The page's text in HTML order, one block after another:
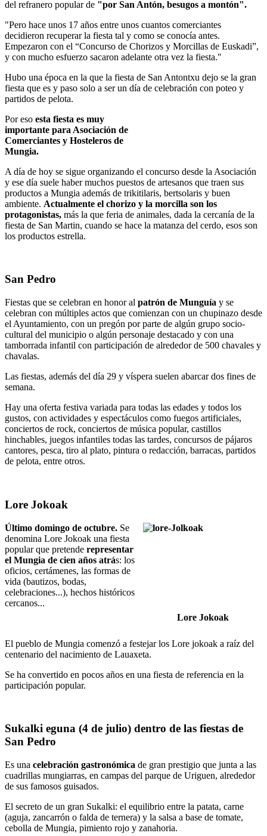
del refranero popular de "por San Antón, besugos a montón".
Pero hace unos 17 años entre unos cuantos comerciantes
decidieron recuperar la fiesta tal y como se conocía antes.
Empezaron con el “Concurso de Chorizos y Morcillas de Euskadi”,
y con mucho esfuerzo sacaron adelante otra vez la fiesta.
Hubo una época en la que la fiesta de San Antontxu dejo se la gran
fiesta que es y paso solo a ser un día de celebración con poteo y
partidos de pelota.
Por eso esta fiesta es muy
importante para Asociación de
Comerciantes y Hosteleros de
Mungia.
A día de hoy se sigue organizando el concurso desde la Asociación
y ese día suele haber muchos puestos de artesanos que traen sus
productos a Mungia además de trikitilaris, bertsolaris y buen
ambiente. Actualmente el chorizo y la morcilla son los
protagonistas, más la que feria de animales, dada la cercanía de la
fiesta de San Martin, cuando se hace la matanza del cerdo, esos son
los productos estrella.
San Pedro
Fiestas que se celebran en honor al patrón de Munguía y se
celebran con múltiples actos que comienzan con un chupinazo desde
el Ayuntamiento, con un pregón por parte de algún grupo socio-
cultural del municipio o algún personaje destacado y con una
tamborrada infantil con participación de alrededor de 500 chavales y
chavalas.
Las fiestas, además del día 29 y víspera suelen abarcar dos fines de
semana.
Hay una oferta festiva variada para todas las edades y todos los
gustos, con actividades y espectáculos como fuegos artificiales,
conciertos de rock, conciertos de música popular, castillos
hinchables, juegos infantiles todas las tardes, concursos de pájaros
cantores, pesca, tiro al plato, pintura o redacción, barracas, partidos
de pelota, entre otros.
Lore Jokoak
Lore Jokoak
Último domingo de octubre. Se
denomina Lore Jokoak una fiesta
popular que pretende representar
el Mungia de cien años atrás: los
oficios, certámenes, las formas de
vida (bautizos, bodas,
celebraciones...), hechos históricos
cercanos...
El pueblo de Mungia comenzó a festejar los Lore jokoak a raíz del
centenario del nacimiento de Lauaxeta.
Se ha convertido en pocos años en una fiesta de referencia en la
participación popular.
Sukalki eguna (4 de julio) dentro de las fiestas de
San Pedro
Es una celebración gastronómica de gran prestigio que junta a las
cuadrillas mungiarras, en campas del parque de Uriguen, alrededor
de sus famosos guisados.
El secreto de un gran Sukalki: el equilibrio entre la patata, carne
(aguja, zancarrón o falda de ternera) y la salsa a base de tomate,
cebolla de Mungia, pimiento rojo y zanahoria.